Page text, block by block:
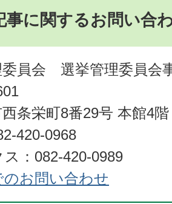
事に関するお問い合
委員会 選挙管理委員会
条栄町8番29号 本館4階
420-0968
：082-420-0989
のお問い合わせ